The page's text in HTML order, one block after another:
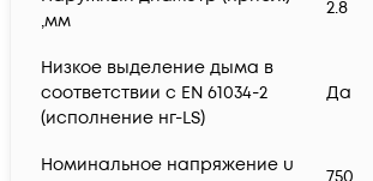
,мм
2.8
Низкое выделение дыма в
соответствии с EN 61034-2
(исполнение нг-LS)
Да
Номинальное напряжение u